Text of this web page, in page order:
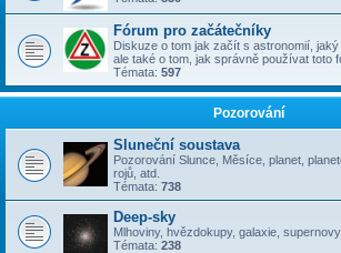
Fórum pro začátečníky
Diskuze o tom jak začít s astronomií,
ale také o tom, jak správně používat toto
Témata: 597
Pozorování
Sluneční soustava
Pozorování Slunce, Měsíce, planet,
rojů, atd.
Témata: 738
Deep-sky
Mlhoviny, hvězdokupy, galaxie,
Témata: 238